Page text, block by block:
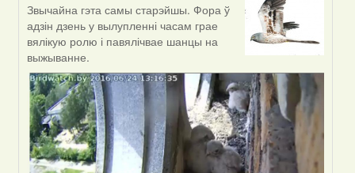
In
reply
to
by
Viachaslav
Gruzdov
Звычайна гэта самы старэйшы. Фора ў
адзін дзень у вылупленні часам грае
вялікую ролю і павялічвае шанцы на
выжыванне.